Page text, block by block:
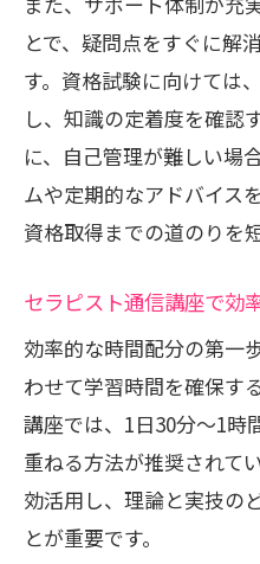
とで、疑問点をすぐに解
す。資格試験に向けては
し、知識の定着度を確認
に、自己管理が難しい場
ムや定期的なアドバイス
資格取得までの道のりを
セラピスト通信講座で効
効率的な時間配分の第一
わせて学習時間を確保す
講座では、1日30分～1時
重ねる方法が推奨されて
効活用し、理論と実技の
とが重要です。